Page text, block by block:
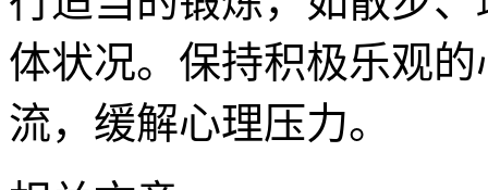
体状况。保持积极乐观
流，缓解心理压力。